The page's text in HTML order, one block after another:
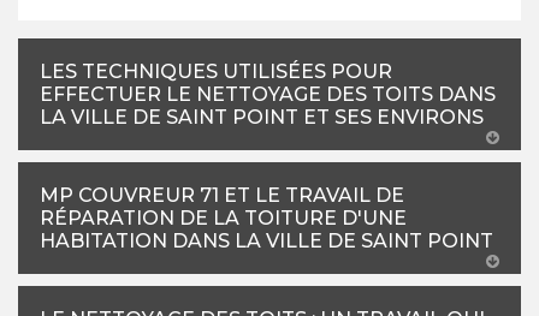
LES TECHNIQUES UTILISÉES POUR
EFFECTUER LE NETTOYAGE DES TOITS DANS
LA VILLE DE SAINT POINT ET SES ENVIRONS
MP COUVREUR 71 ET LE TRAVAIL DE
RÉPARATION DE LA TOITURE D'UNE
HABITATION DANS LA VILLE DE SAINT POINT